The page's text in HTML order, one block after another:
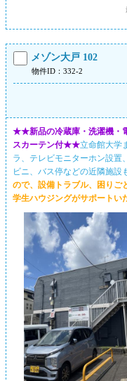
メゾン大戸 102
物件ID：332-2
★★新品の冷蔵庫・洗濯機・
スカーテン付★★立命館大学
ラ、テレビモニターホン設
ビニ、バス停などの近隣施設
ので、設備トラブル、困りご
学生ハウジングがサポートい